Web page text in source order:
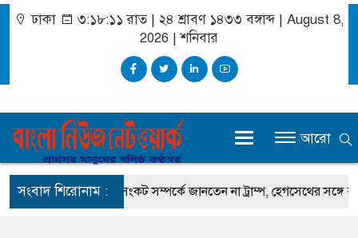
ঢাকা ৩:১৮:১২ রাত| ২৪ শ্রাবণ ১৪৩৩ বঙ্গাব্দ | August 8,
2026 |শনিবার
আরো
সংবাদ শিরোনাম :
অস্ত্র-সংকট সম্পর্কে জানতেন না ট্রাম্প, হেগসেথের সঙ্গে বাগ্‌যুদ্ধে জড়ান